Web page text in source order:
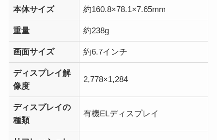
本体サイズ 約160.8×78.1×7.65mm
重量 約238g
画面サイズ 約6.7インチ
ディスプレイ解
像度
2,778×1,284
ディスプレイの
種類
有機ELディスプレイ